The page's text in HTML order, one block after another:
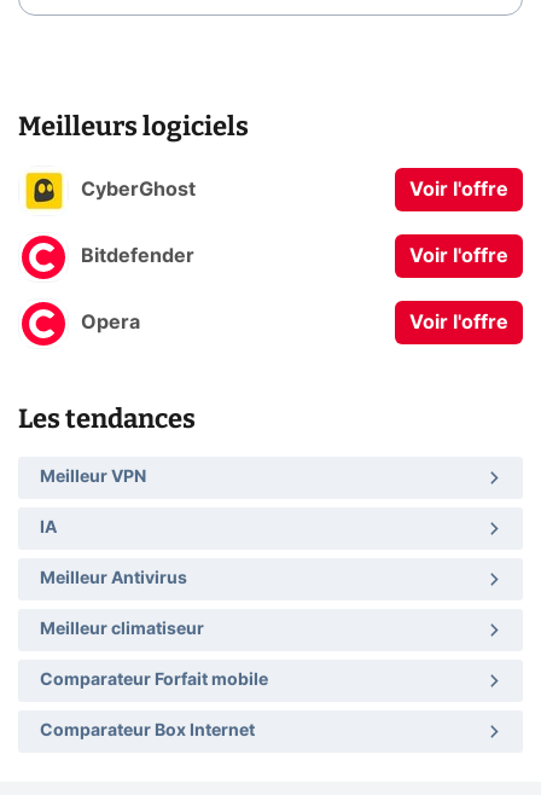
Meilleurs logiciels
CyberGhost Voir l'offre
Bitdefender Voir l'offre
Opera Voir l'offre
Les tendances
Meilleur VPN
IA
Meilleur Antivirus
Meilleur climatiseur
Comparateur Forfait mobile
Comparateur Box Internet